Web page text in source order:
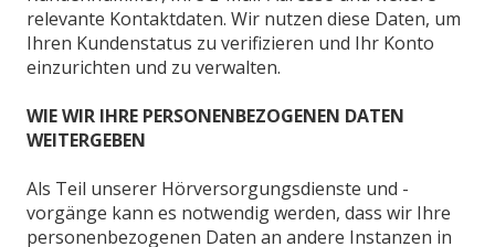
relevante Kontaktdaten. Wir nutzen diese Daten, um
Ihren Kundenstatus zu verifizieren und Ihr Konto
einzurichten und zu verwalten.
WIE WIR IHRE PERSONENBEZOGENEN DATEN
WEITERGEBEN
Als Teil unserer Hörversorgungsdienste und -
vorgänge kann es notwendig werden, dass wir Ihre
personenbezogenen Daten an andere Instanzen in